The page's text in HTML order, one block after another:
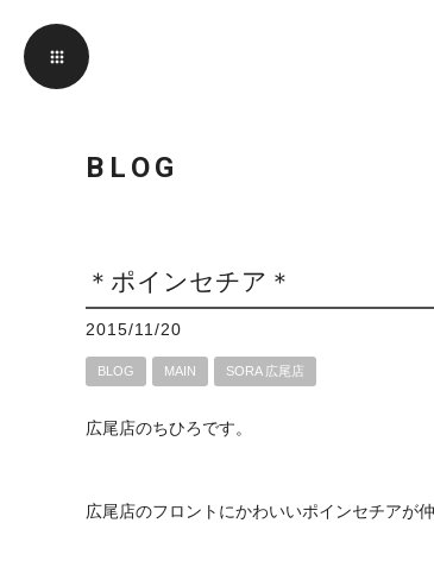
BLOG
＊ポインセチア＊
2015/11/20
BLOG MAIN SORA 広尾店
広尾店のちひろです。
広尾店のフロントにかわいいポインセチアが